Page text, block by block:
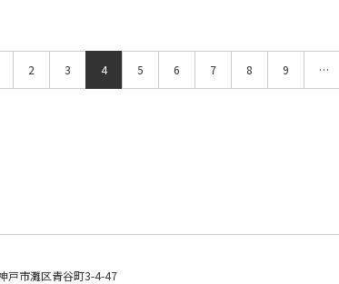
2 3 4 5 6 7 8 9 …
戸市灘区青谷町3-4-47